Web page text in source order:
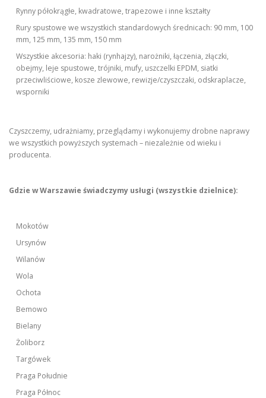
Rynny półokrągłe, kwadratowe, trapezowe i inne kształty
Rury spustowe we wszystkich standardowych średnicach: 90 mm, 100
mm, 125 mm, 135 mm, 150 mm
Wszystkie akcesoria: haki (rynhajzy), narożniki, łączenia, złączki,
obejmy, leje spustowe, trójniki, mufy, uszczelki EPDM, siatki
przeciwliściowe, kosze zlewowe, rewizje/czyszczaki, odskraplacze,
wsporniki
Czyszczemy, udrażniamy, przeglądamy i wykonujemy drobne naprawy
we wszystkich powyższych systemach – niezależnie od wieku i
producenta.
Gdzie w Warszawie świadczymy usługi (wszystkie dzielnice):
Mokotów
Ursynów
Wilanów
Wola
Ochota
Bemowo
Bielany
Żoliborz
Targówek
Praga Południe
Praga Północ